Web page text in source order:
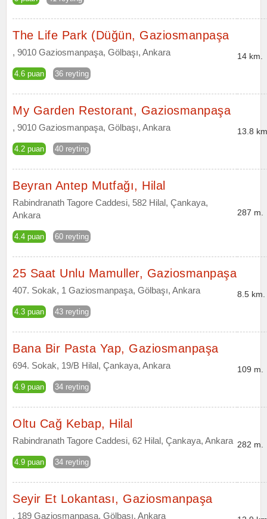
The Life Park (Düğün, Gaziosmanpaşa
, 9010 Gaziosmanpaşa, Gölbaşı, Ankara
4.6 puan 36 reyting
14 km.
My Garden Restorant, Gaziosmanpaşa
, 9010 Gaziosmanpaşa, Gölbaşı, Ankara
4.2 puan 40 reyting
13.8
Beyran Antep Mutfağı, Hilal
Rabindranath Tagore Caddesi, 582 Hilal, Çankaya,
Ankara
4.4 puan 60 reyting
287 m.
25 Saat Unlu Mamuller, Gaziosmanpaşa
407. Sokak, 1 Gaziosmanpaşa, Gölbaşı, Ankara
4.3 puan 43 reyting
8.5 km.
Bana Bir Pasta Yap, Gaziosmanpaşa
694. Sokak, 19/B Hilal, Çankaya, Ankara
4.9 puan 34 reyting
109 m.
Oltu Cağ Kebap, Hilal
Rabindranath Tagore Caddesi, 62 Hilal, Çankaya, Ankara
4.9 puan 34 reyting
282 m.
Seyir Et Lokantası, Gaziosmanpaşa
, 189 Gaziosmanpaşa, Gölbaşı, Ankara